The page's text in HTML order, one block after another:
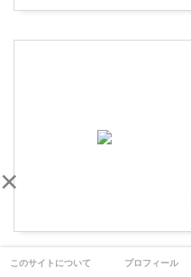
×
このサイトについて プロフィール